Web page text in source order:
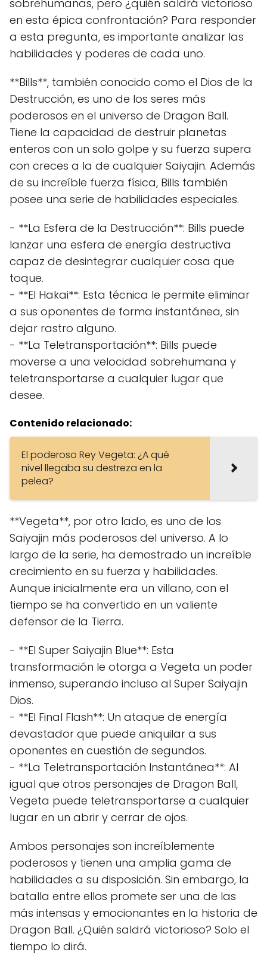
sobrehumanas, pero ¿quién saldrá victorioso
en esta épica confrontación? Para responder
a esta pregunta, es importante analizar las
habilidades y poderes de cada uno.
**Bills**, también conocido como el Dios de la
Destrucción, es uno de los seres más
poderosos en el universo de Dragon Ball.
Tiene la capacidad de destruir planetas
enteros con un solo golpe y su fuerza supera
con creces a la de cualquier Saiyajin. Además
de su increíble fuerza física, Bills también
posee una serie de habilidades especiales.
- **La Esfera de la Destrucción**: Bills puede
lanzar una esfera de energía destructiva
capaz de desintegrar cualquier cosa que
toque.
- **El Hakai**: Esta técnica le permite eliminar
a sus oponentes de forma instantánea, sin
dejar rastro alguno.
- **La Teletransportación**: Bills puede
moverse a una velocidad sobrehumana y
teletransportarse a cualquier lugar que
desee.
Contenido relacionado:
El poderoso Rey Vegeta: ¿A qué
nivel llegaba su destreza en la
pelea?
**Vegeta**, por otro lado, es uno de los
Saiyajin más poderosos del universo. A lo
largo de la serie, ha demostrado un increíble
crecimiento en su fuerza y habilidades.
Aunque inicialmente era un villano, con el
tiempo se ha convertido en un valiente
defensor de la Tierra.
- **El Super Saiyajin Blue**: Esta
transformación le otorga a Vegeta un poder
inmenso, superando incluso al Super Saiyajin
Dios.
- **El Final Flash**: Un ataque de energía
devastador que puede aniquilar a sus
oponentes en cuestión de segundos.
- **La Teletransportación Instantánea**: Al
igual que otros personajes de Dragon Ball,
Vegeta puede teletransportarse a cualquier
lugar en un abrir y cerrar de ojos.
Ambos personajes son increíblemente
poderosos y tienen una amplia gama de
habilidades a su disposición. Sin embargo, la
batalla entre ellos promete ser una de las
más intensas y emocionantes en la historia de
Dragon Ball. ¿Quién saldrá victorioso? Solo el
tiempo lo dirá.